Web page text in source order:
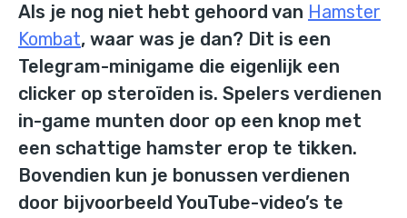
Als je nog niet hebt gehoord van Hamster
Kombat, waar was je dan? Dit is een
Telegram-minigame die eigenlijk een
clicker op steroïden is. Spelers verdienen
in-game munten door op een knop met
een schattige hamster erop te tikken.
Bovendien kun je bonussen verdienen
door bijvoorbeeld YouTube-video’s te